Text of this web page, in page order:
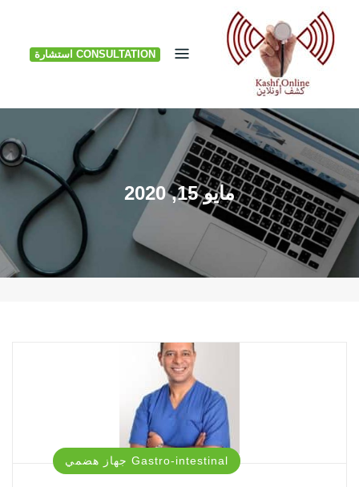
Skip
content
CONSULTATION استشارة
مايو 15, 2020
Gastro-intestinal جهاز هضمي‏